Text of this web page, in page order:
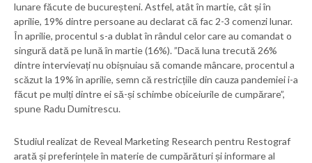
lunare făcute de bucureșteni. Astfel, atât în martie, cât și în
aprilie, 19% dintre persoane au declarat că fac 2-3 comenzi lunar.
În aprilie, procentul s-a dublat în rândul celor care au comandat o
singură dată pe lună în martie (16%). ”Dacă luna trecută 26%
dintre intervievați nu obișnuiau să comande mâncare, procentul a
scăzut la 19% în aprilie, semn că restricțiile din cauza pandemiei i-a
făcut pe mulți dintre ei să-și schimbe obiceiurile de cumpărare”,
spune Radu Dumitrescu.
Studiul realizat de Reveal Marketing Research pentru Restograf
arată și preferințele în materie de cumpărături și informare al